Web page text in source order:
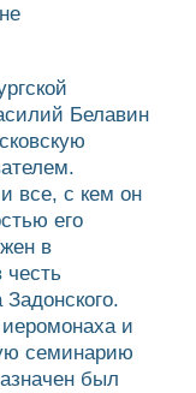
Белавин
все, с кем он
его
в
и
семинарию
был